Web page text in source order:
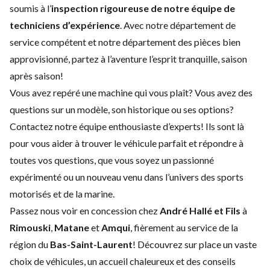
soumis à l’inspection rigoureuse de notre équipe de
techniciens d’expérience. Avec notredépartement de
servicecompétent et notredépartement des pièces bien
approvisionné, partez à l’aventure l’esprit tranquille, saison
après saison!
Vous avez repéré une machine qui vous plaît? Vous avez des
questions sur un modèle, son historique ou ses options?
Contactez notre équipe enthousiaste d’experts! Ils sont là
pour vous aider à trouver le véhicule parfait et répondre à
toutes vos questions, que vous soyez un passionné
expérimenté ou un nouveau venu dans l’univers des sports
motorisés et de la marine.
Passez nous voir en concession chezAndré Hallé et Fils à
Rimouski, MataneetAmqui, fièrement au service de la
région du Bas-Saint-Laurent! Découvrez sur place un vaste
choix de véhicules, un accueil chaleureux et des conseils